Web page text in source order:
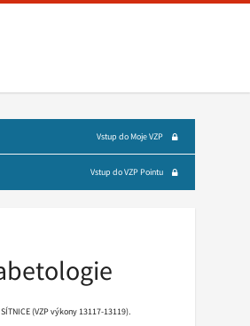
Vstup do Moje VZP
Vstup do VZP Pointu
(VZP výkony 13117-13119).